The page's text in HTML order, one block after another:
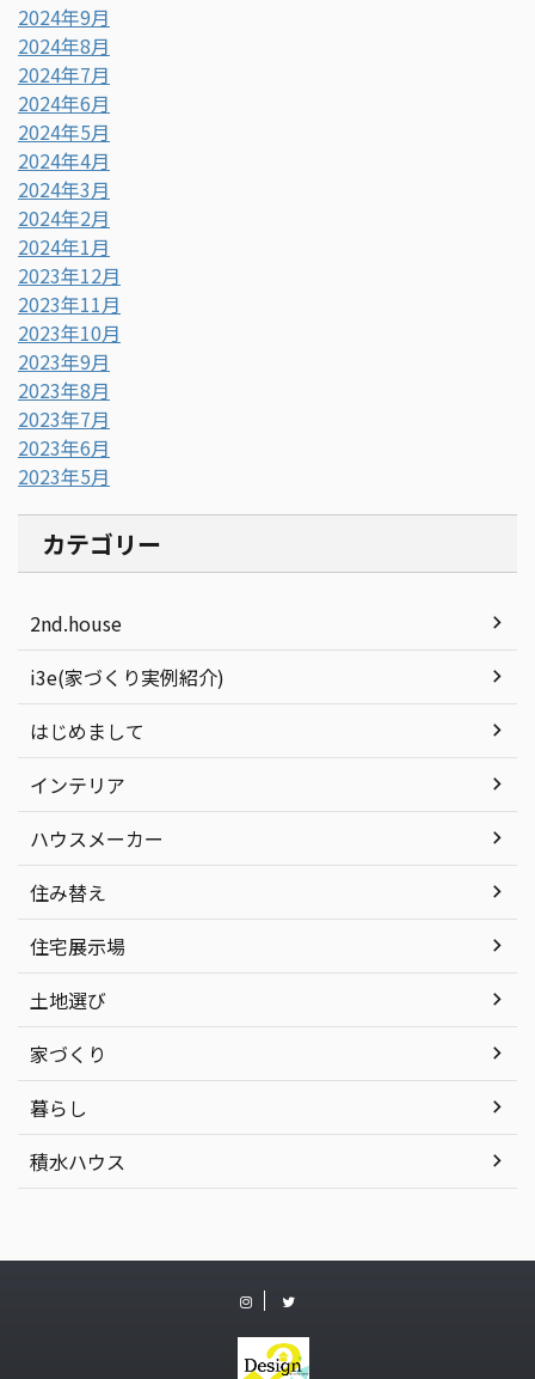
2024年9月
2024年8月
2024年7月
2024年6月
2024年5月
2024年4月
2024年3月
2024年2月
2024年1月
2023年12月
2023年11月
2023年10月
2023年9月
2023年8月
2023年7月
2023年6月
2023年5月
カテゴリー
2nd.house
i3e(家づくり実例紹介)
はじめまして
インテリア
ハウスメーカー
住み替え
住宅展示場
土地選び
家づくり
暮らし
積水ハウス